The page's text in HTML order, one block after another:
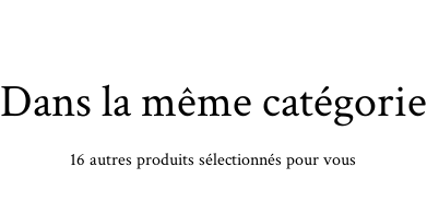
Dans la même catégorie
16 autres produits sélectionnés pour vous